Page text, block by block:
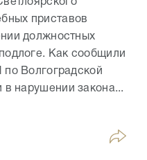
приставов
должностных
Как сообщили
Волгоградской
в нарушении закона...